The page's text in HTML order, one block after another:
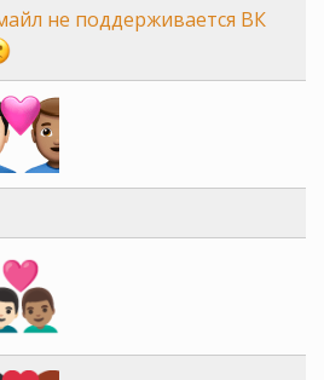
не поддерживается ВК